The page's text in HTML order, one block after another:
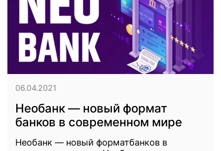
Необанк — новый формат
банков в современном мире
Необанк — новый форматбанков в
06.04.2021